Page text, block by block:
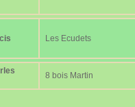
Les Ecudets
8 bois Martin